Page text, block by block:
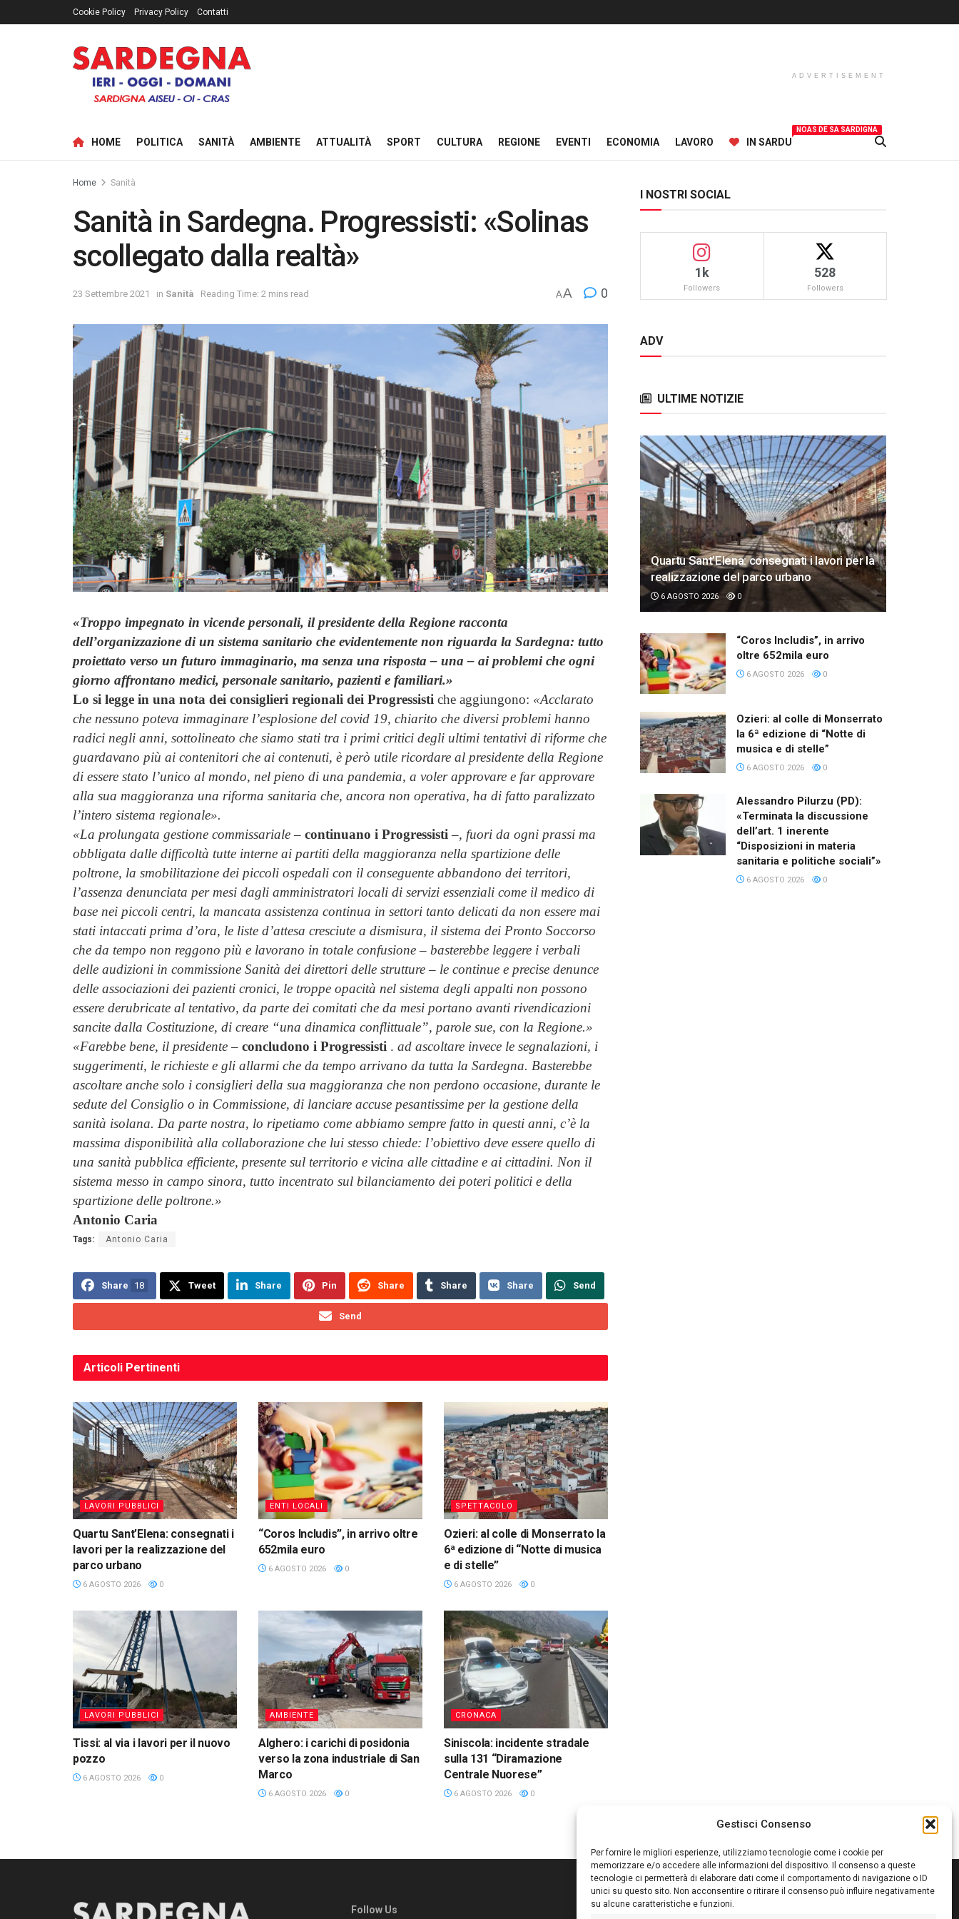
Gestisci Consenso
Per fornire le migliori esperienze, utilizziamo tecnologie come i cookie per
memorizzare e/o accedere alle informazioni del dispositivo. Il consenso a queste
tecnologie ci permetterà di elaborare dati come il comportamento di navigazione o ID
unici su questo sito. Non acconsentire o ritirare il consenso può influire negativamente
su alcune caratteristiche e funzioni.
Cookie Policy Privacy Policy Contatti
ADVERTISEMENT
HOME POLITICA SANITÀ AMBIENTE ATTUALITÀ SPORT CULTURA REGIONE EVENTI ECONOMIA LAVORO IN SARDU
NOAS DE SA SARDIGNA
Home Sanità
Sanità in Sardegna. Progressisti: «Solinas
scollegato dalla realtà»
23 Settembre 2021 in Sanità Reading Time: 2 mins read AA 0
«Troppo impegnato in vicende personali, il presidente della Regione racconta
dell’organizzazione di un sistema sanitario che evidentemente non riguarda la Sardegna: tutto
proiettato verso un futuro immaginario, ma senza una risposta – una – ai problemi che ogni
giorno affrontano medici, personale sanitario, pazienti e familiari.»
Lo si legge in una nota dei consiglieri regionali dei Progressisti che aggiungono: «Acclarato
che nessuno poteva immaginare l’esplosione del covid 19, chiarito che diversi problemi hanno
radici negli anni, sottolineato che siamo stati tra i primi critici degli ultimi tentativi di riforme che
guardavano più ai contenitori che ai contenuti, è però utile ricordare al presidente della Regione
di essere stato l’unico al mondo, nel pieno di una pandemia, a voler approvare e far approvare
alla sua maggioranza una riforma sanitaria che, ancora non operativa, ha di fatto paralizzato
l’intero sistema regionale».
«La prolungata gestione commissariale– continuano i Progressisti –, fuori da ogni prassi ma
obbligata dalle difficoltà tutte interne ai partiti della maggioranza nella spartizione delle
poltrone, la smobilitazione dei piccoli ospedali con il conseguente abbandono dei territori,
l’assenza denunciata per mesi dagli amministratori locali di servizi essenziali come il medico di
base nei piccoli centri, la mancata assistenza continua in settori tanto delicati da non essere mai
stati intaccati prima d’ora, le liste d’attesa cresciute a dismisura, il sistema dei Pronto Soccorso
che da tempo non reggono più e lavorano in totale confusione – basterebbe leggere i verbali
delle audizioni in commissione Sanità dei direttori delle strutture – le continue e precise denunce
delle associazioni dei pazienti cronici, le troppe opacità nel sistema degli appalti non possono
essere derubricate al tentativo, da parte dei comitati che da mesi portano avanti rivendicazioni
sancite dalla Costituzione, di creare “una dinamica conflittuale”, parole sue, con la Regione.»
«Farebbe bene, il presidente– concludono i Progressisti . ad ascoltare invece le segnalazioni, i
suggerimenti, le richieste e gli allarmi che da tempo arrivano da tutta la Sardegna. Basterebbe
ascoltare anche solo i consiglieri della sua maggioranza che non perdono occasione, durante le
sedute del Consiglio o in Commissione, di lanciare accuse pesantissime per la gestione della
sanità isolana. Da parte nostra, lo ripetiamo come abbiamo sempre fatto in questi anni, c’è la
massima disponibilità alla collaborazione che lui stesso chiede: l’obiettivo deve essere quello di
una sanità pubblica efficiente, presente sul territorio e vicina alle cittadine e ai cittadini. Non il
sistema messo in campo sinora, tutto incentrato sul bilanciamento dei poteri politici e della
spartizione delle poltrone.»
Antonio Caria
Tags: Antonio Caria
Share 18 Tweet Share Pin Share Share Share Send
Send
Articoli Pertinenti
LAVORI PUBBLICI
Quartu Sant’Elena: consegnati i
lavori per la realizzazione del
parco urbano
6 AGOSTO 2026 0
ENTI LOCALI
“Coros Includis”, in arrivo oltre
652mila euro
6 AGOSTO 2026 0
SPETTACOLO
Ozieri: al colle di Monserrato la
6ª edizione di “Notte di musica
e di stelle”
6 AGOSTO 2026 0
LAVORI PUBBLICI
Tissi: al via i lavori per il nuovo
pozzo
6 AGOSTO 2026 0
AMBIENTE
Alghero: i carichi di posidonia
verso la zona industriale di San
Marco
6 AGOSTO 2026 0
CRONACA
Siniscola: incidente stradale
sulla 131 “Diramazione
Centrale Nuorese”
6 AGOSTO 2026 0
I NOSTRI SOCIAL
1k
Followers
528
Followers
ADV
ULTIME NOTIZIE
Quartu Sant’Elena: consegnati i lavori per la
realizzazione del parco urbano
6 AGOSTO 2026 0
“Coros Includis”, in arrivo
oltre 652mila euro
6 AGOSTO 2026 0
Ozieri: al colle di Monserrato
la 6ª edizione di “Notte di
musica e di stelle”
6 AGOSTO 2026 0
Alessandro Pilurzu (PD):
«Terminata la discussione
dell’art. 1 inerente
“Disposizioni in materia
sanitaria e politiche sociali”»
6 AGOSTO 2026 0
Follow Us Editore:Giampaolo Cirronis Ditta individuale